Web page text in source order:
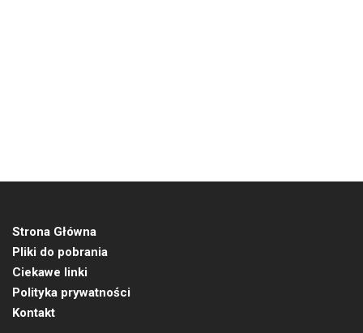
Strona Główna
Pliki do pobrania
Ciekawe linki
Polityka prywatności
Kontakt